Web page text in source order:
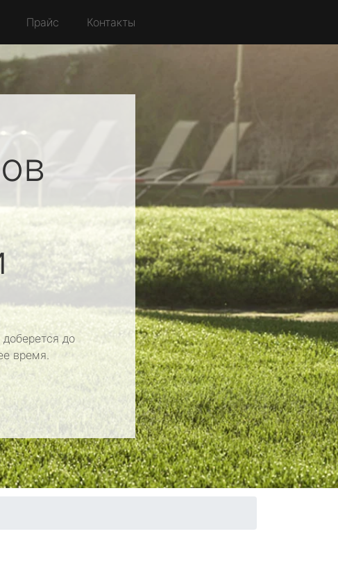
Прайс Контакты
до
время.